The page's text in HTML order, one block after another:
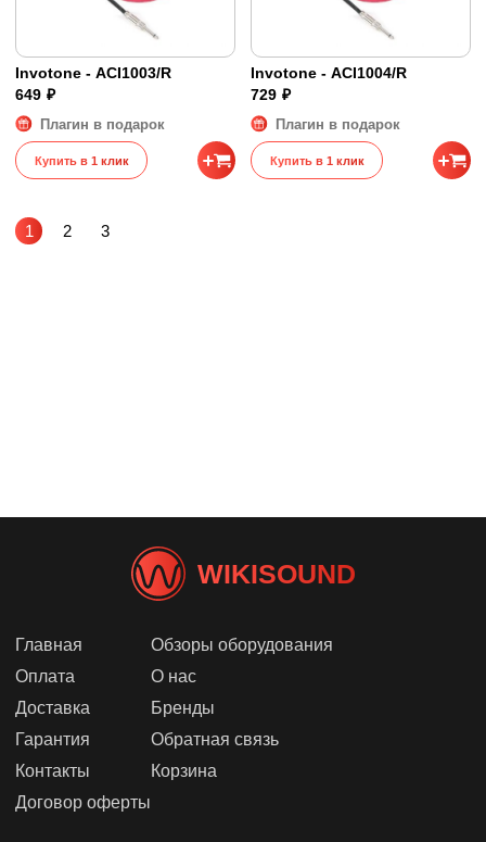
Invotone - ACI1003/R
649 ₽
Плагин в подарок
Купить в 1 клик
Invotone - ACI1004/R
729 ₽
Плагин в подарок
Купить в 1 клик
1 2 3
WIKISOUND
Главная
Оплата
Доставка
Гарантия
Контакты
Договор оферты
Обзоры оборудования
О нас
Бренды
Обратная связь
Корзина